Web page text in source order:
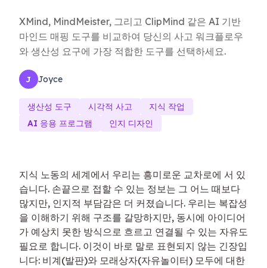
XMind, MindMeister, 그리고 ClipMind 같은 AI 기반
마인드 매핑 도구를 비교하여 당신의 사고 워크플로우
와 생산성 요구에 가장 적합한 도구를 선택하세요.
J Joyce
생산성 도구 시각적 사고
지식 작업
AI 응용 프로그램
인지 디자인
지식 노동의 세계에서 우리는 흥미로운 교차로에 서 있
습니다. 손끝으로 접할 수 있는 정보는 그 어느 때보다
많지만, 인지적 부담감은 더 커졌습니다. 우리는 복잡성
을 이해하기 위해 구조를 갈망하지만, 동시에 아이디어
가 예상치 못한 방식으로 흐르고 연결될 수 있는 자유도
필요로 합니다. 이것이 바로 말로 표현되지 않는 긴장입
니다: 비계(발판)와 모래상자(자유놀이터) 모두에 대한